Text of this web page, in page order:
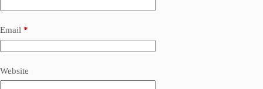
Email *
Website